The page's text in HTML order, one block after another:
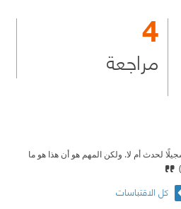
4
مراجعة
لحدث أم لا. ولكن المهم هو أن هذا هو ما
كل الاقتباسات